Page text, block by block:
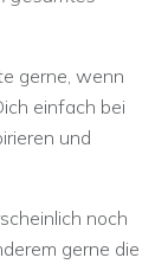
gerne, wenn
einfach bei
und
noch
gerne die